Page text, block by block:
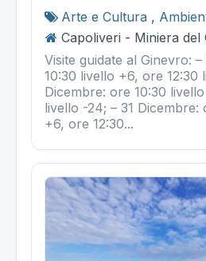
Arte e Cultura ,
Capoliveri - Miniera del
Visite guidate al Ginevro:
10:30 livello +6, ore 12:30
Dicembre: ore 10:30
livello -24; – 31 Dicembre:
+6, ore 12:30...